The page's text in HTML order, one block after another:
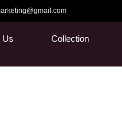
Us Collection